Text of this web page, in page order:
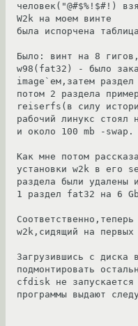
человек("@#$%!$#!)
W2k на моем винте
была испорчена
Было: винт на 8
w98(fat32) - было
image`eм,затем
потом 2 раздела
reiserfs(в силу
рабочий линукс стоял
и около 100 mb -swap.
Как мне потом
установки w2k в его
раздела были удалены
1 раздел fat32 на 6
w2k,сидящий на первых
Загрузившись с
подмонтировать
cfdisk не запускается
программы выдают